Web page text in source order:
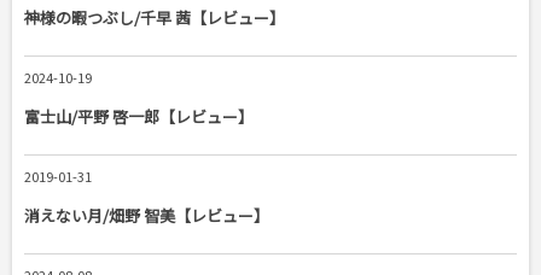
神様の暇つぶし/千早 茜【レビュー】
2024-10-19
富士山/平野 啓一郎【レビュー】
2019-01-31
消えない月/畑野 智美【レビュー】